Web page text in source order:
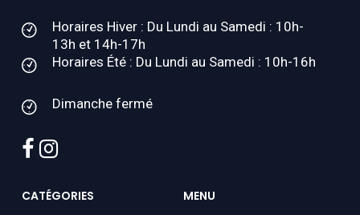
Horaires Hiver : Du Lundi au Samedi : 10h-
13h et 14h-17h
Horaires Été : Du Lundi au Samedi : 10h-16h
Dimanche fermé
facebook
instagram
CATÉGORIES MENU